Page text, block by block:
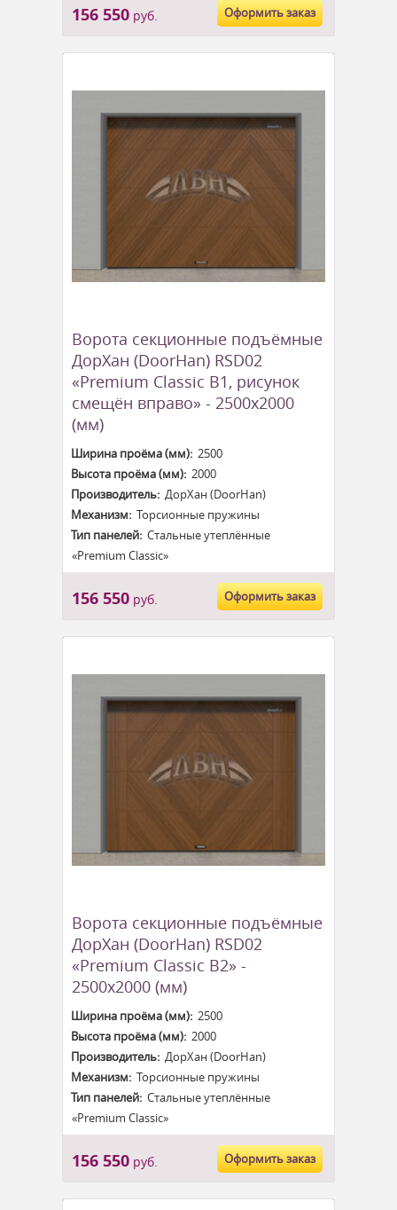
156 550руб. Оформить заказ
Ворота секционные подъёмные
ДорХан (DoorHan) RSD02
«Premium Classic B1, рисунок
смещён вправо» - 2500x2000
(мм)
Ширина проёма (мм):2500
Высота проёма (мм):2000
Производитель:ДорХан (DoorHan)
Механизм:Торсионные пружины
Тип панелей:Стальные утеплённые
«Premium Classic»
156 550руб. Оформить заказ
Ворота секционные подъёмные
ДорХан (DoorHan) RSD02
«Premium Classic B2» -
2500x2000 (мм)
Ширина проёма (мм):2500
Высота проёма (мм):2000
Производитель:ДорХан (DoorHan)
Механизм:Торсионные пружины
Тип панелей:Стальные утеплённые
«Premium Classic»
156 550руб. Оформить заказ